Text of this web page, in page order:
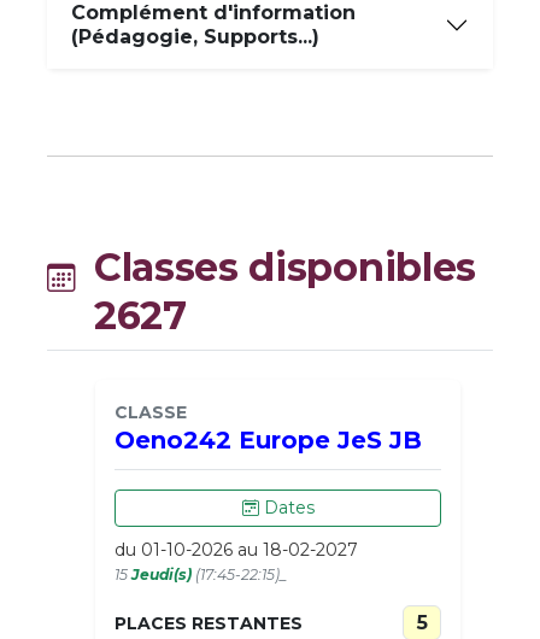
Complément d'information
(Pédagogie, Supports...)
Classes disponibles
2627
CLASSE
Oeno242 Europe JeS JB
Dates
du 01-10-2026 au 18-02-2027
15Jeudi(s) (17:45-22:15)_
PLACES RESTANTES 5